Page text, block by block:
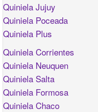
Quiniela Jujuy
Quiniela Poceada
Quiniela Plus
Quiniela Corrientes
Quiniela Neuquen
Quiniela Salta
Quiniela Formosa
Quiniela Chaco